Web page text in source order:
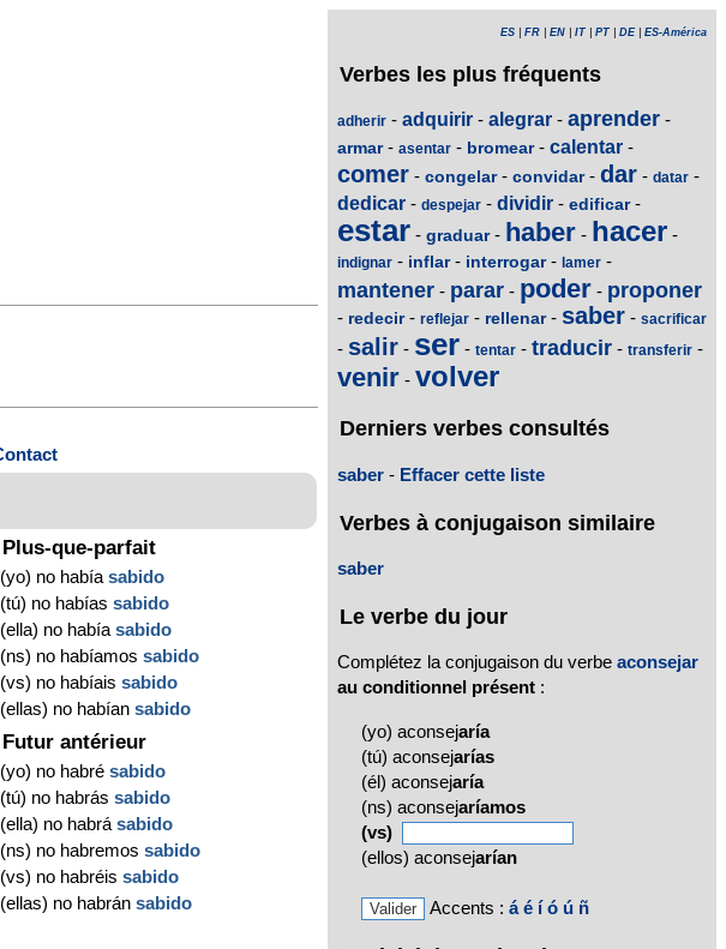
Plus-que-parfait
(yo) no habíasabido
(tú) no habíassabido
(ella) no habíasabido
(ns) no habíamossabido
(vs) no habíaissabido
(ellas) no habíansabido
Futur antérieur
(yo) no habrésabido
(tú) no habrássabido
(ella) no habrásabido
(ns) no habremossabido
(vs) no habréissabido
(ellas) no habránsabido
ES FR EN IT PT DE| ES-América
Verbes les plus fréquents
adherir - adquirir - alegrar - aprender -
armar- asentar - bromear- calentar -
comer - congelar- convidar- dar - datar -
dedicar - despejar - dividir - edificar-
estar - graduar- haber - hacer -
indignar - inflar- interrogar- lamer -
mantener - parar - poder - proponer
- redecir- reflejar - rellenar- saber - sacrificar
- salir - ser - tentar - traducir - transferir -
venir - volver
Derniers verbes consultés
saber - Effacer cette liste
Verbes à conjugaison similaire
saber
Le verbe du jour
Complétez la conjugaison du verbe aconsejar
au conditionnel présent :
(yo) aconsejaría
(tú) aconsejarías
(él) aconsejaría
(ns) aconsejaríamos
(vs)
(ellos) aconsejarían
Accents : á é í ó ú ñ